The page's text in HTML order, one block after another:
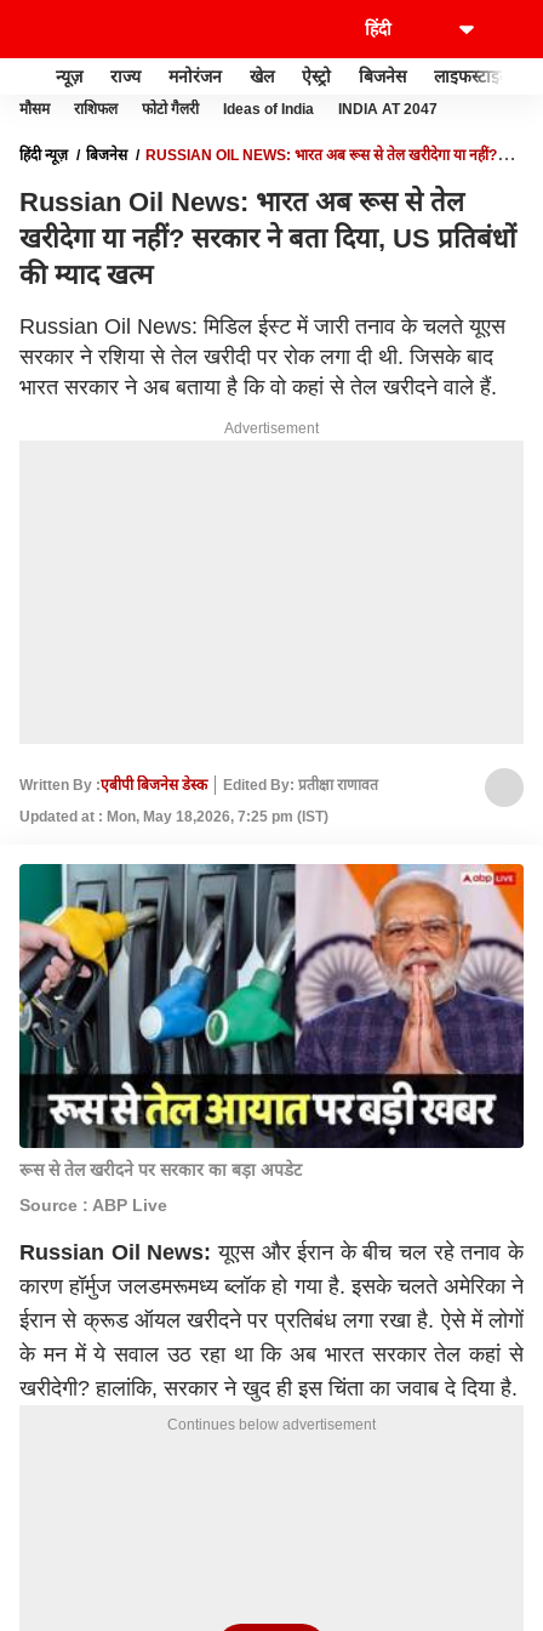
न्यूज़ राज्य मनोरंजन खेल ऐस्ट्रो बिजनेस लाइफस्टाइल
मौसम राशिफल फोटो गैलरी Ideas of India INDIA AT 2047
हिंदी न्यूज़ बिजनेस
RUSSIAN OIL NEWS: भारत अब रूस से तेल खरीदेगा या नहीं?
Russian Oil News: भारत अब रूस से तेल
खरीदेगा या नहीं? सरकार ने बता दिया, US प्रतिबंधों
की म्याद खत्म
Russian Oil News: मिडिल ईस्ट में जारी तनाव के चलते यूएस
सरकार ने रशिया से तेल खरीदी पर रोक लगा दी थी. जिसके बाद
भारत सरकार ने अब बताया है कि वो कहां से तेल खरीदने वाले हैं.
Advertisement
Written By :एबीपी बिजनेस डेस्क
Edited By: प्रतीक्षा राणावत
Updated at : Mon, May 18,2026, 7:25 pm (IST)
रूस से तेल खरीदने पर सरकार का बड़ा अपडेट
Source : ABP Live
Russian Oil News:यूएस और ईरान के बीच चल रहे तनाव के
कारण हॉर्मुज जलडमरूमध्य ब्लॉक हो गया है. इसके चलते अमेरिका ने
ईरान से क्रूड ऑयल खरीदने पर प्रतिबंध लगा रखा है. ऐसे में लोगों
के मन में ये सवाल उठ रहा था कि अब भारत सरकार तेल कहां से
खरीदेगी? हालांकि, सरकार ने खुद ही इस चिंता का जवाब दे दिया है.
Continues below advertisement